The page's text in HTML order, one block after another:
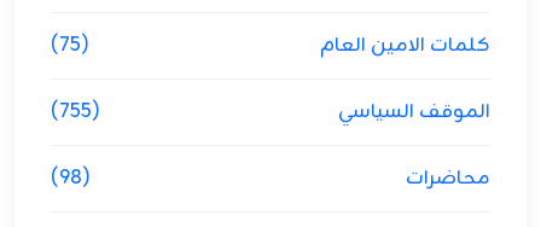
كلمات الامين العام (75)
الموقف السياسي (755)
محاضرات (98)